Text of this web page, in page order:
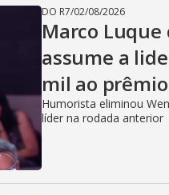
DO R7/02/08/2026
Marco
assume a
mil ao prêmio
Humorista eliminou
líder na rodada anterior